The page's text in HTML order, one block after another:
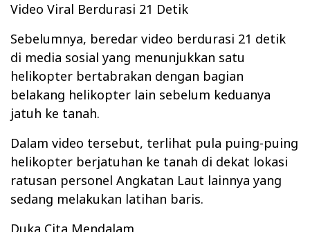
Video Viral Berdurasi 21 Detik
Sebelumnya, beredar video berdurasi 21 detik
di media sosial yang menunjukkan satu
helikopter bertabrakan dengan bagian
belakang helikopter lain sebelum keduanya
jatuh ke tanah.
Dalam video tersebut, terlihat pula puing-puing
helikopter berjatuhan ke tanah di dekat lokasi
ratusan personel Angkatan Laut lainnya yang
sedang melakukan latihan baris.